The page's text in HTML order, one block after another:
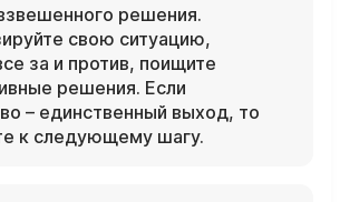
решения.
свою ситуацию,
за и против, поищите
решения. Если
– единственный выход, то
к следующему шагу.